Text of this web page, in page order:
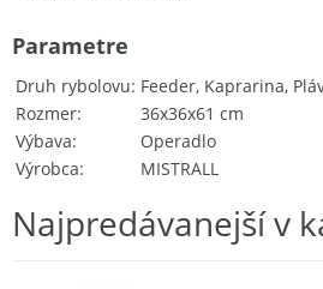
Druh rybolovu Feeder, Kaprarina,
Rozmer
36x36x61 cm
Výbava
Operadlo
Výrobca
MISTRALL
Parametre
Najpredávanejší v